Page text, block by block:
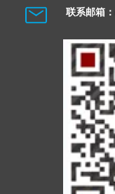
联系邮箱：